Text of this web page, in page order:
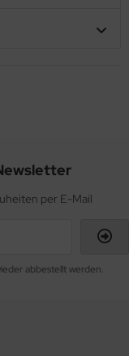
per E-Mail
abbestellt werden.